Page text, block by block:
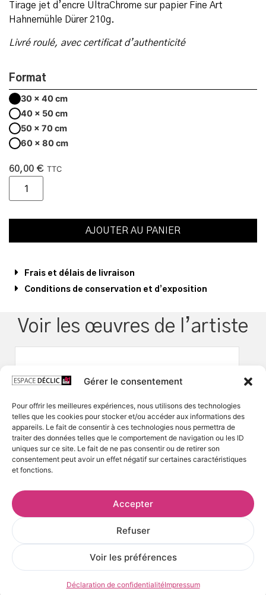
Gérer le consentement
Pour offrir les meilleures expériences, nous utilisons des technologies
telles que les cookies pour stocker et/ou accéder aux informations des
appareils. Le fait de consentir à ces technologies nous permettra de
traiter des données telles que le comportement de navigation ou les ID
uniques sur ce site. Le fait de ne pas consentir ou de retirer son
consentement peut avoir un effet négatif sur certaines caractéristiques
et fonctions.
Accepter
Refuser
Voir les préférences
Déclaration de confidentialitéImpressum
Tirage jet d’encre UltraChrome sur papier Fine Art
Hahnemühle Dürer 210g.
Livré roulé, avec certificat d’authenticité
Format
30 x 40 cm
40 x 50 cm
50 x 70 cm
60 x 80 cm
60,00 € TTC
AJOUTER AU PANIER
Frais et délais de livraison
Conditions de conservation et d’exposition
Voir les œuvres de l’artiste